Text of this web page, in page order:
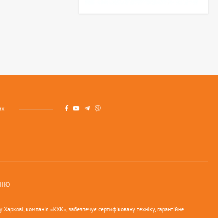
компанія «КХК», забезпечує сертифіковану техніку, гарантійне